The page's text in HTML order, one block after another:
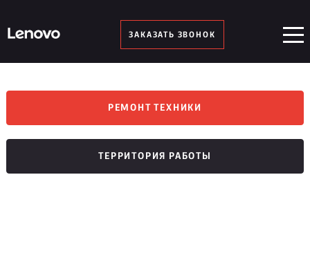
ЗАКАЗАТЬ ЗВОНОК
РЕМОНТ ТЕХНИКИ
ТЕРРИТОРИЯ РАБОТЫ